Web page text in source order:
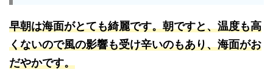
早朝は海面がとても綺麗です。朝ですと、温度も高
くないので風の影響も受け辛いのもあり、海面がお
だやかです。